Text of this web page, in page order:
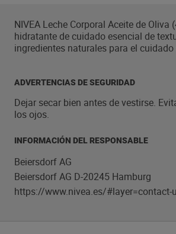
NIVEA Leche Corporal Aceite de Oliva
hidratante de cuidado esencial de
ingredientes naturales para el
ADVERTENCIAS DE SEGURIDAD
Dejar secar bien antes de vestirse.
los ojos.
INFORMACIÓN DEL RESPONSABLE
Beiersdorf AG
Beiersdorf AG D-20245 Hamburg
https://www.nivea.es/#layer=contact-